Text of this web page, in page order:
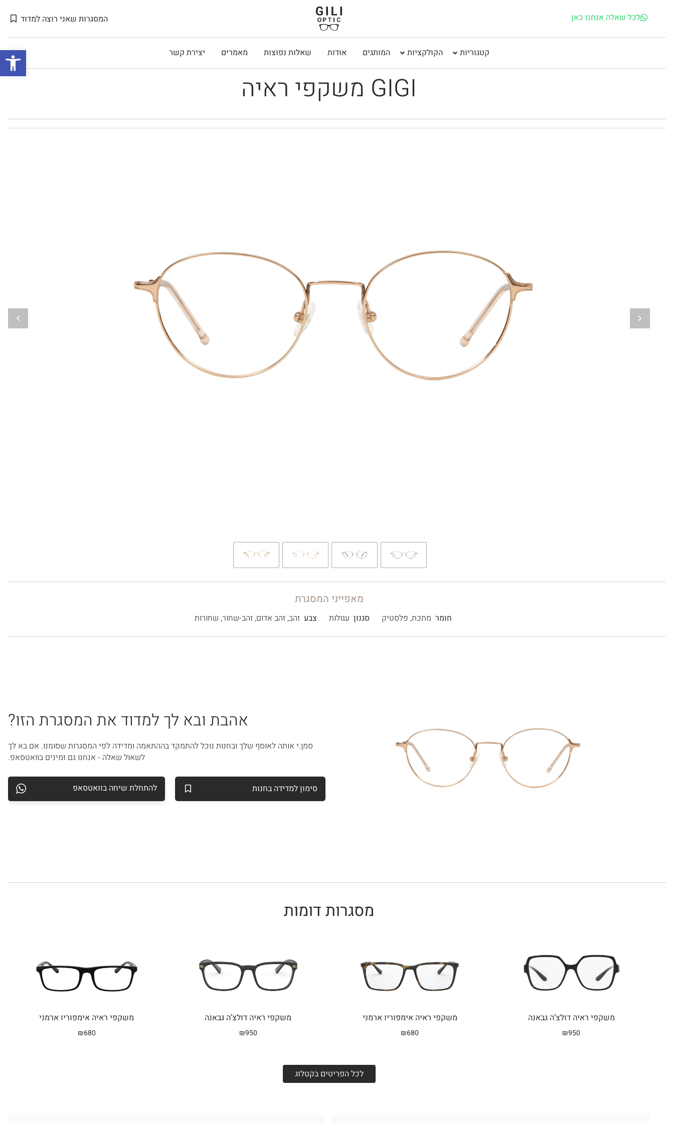
Open toolbar
המסגרות שאני רוצה למדוד לכל שאלה אנחנו כאן
קטגוריות הקולקציות המותגים אודות שאלות נפוצות מאמרים יצירת קשר
משקפי ראיה GIGI
מאפייני המסגרת
חומר מתכת, פלסטיק סגנון עגולות צבע זהב,זהב אדום,זהב-שחור, שחורות
אהבת ובא לך למדוד את המסגרת הזו?
סמן.י אותה לאוסף שלך ובחנות נוכל להתמקד בההתאמה ומדידה לפי המסגרות שסומנו. אם בא לך
לשאול שאלה - אנחנו גם זמינים בוואטסאפ.
להתחלת שיחה בוואטסאפ סימון למדידה בחנות
מסגרות דומות
משקפי ראיה אימפוריו ארמני
₪680
משקפי ראיה דולצ’ה גבאנה
₪950
משקפי ראיה אימפוריו ארמני
₪680
משקפי ראיה דולצ’ה גבאנה
₪950
לכל הפריטים בקטלוג